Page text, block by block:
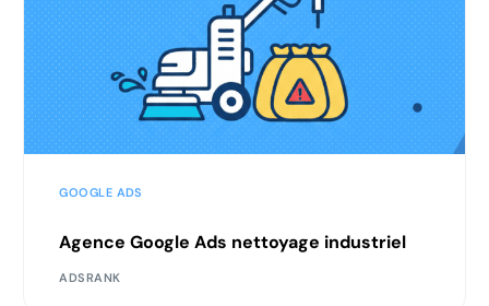
GOOGLE ADS
Agence Google Ads nettoyage industriel
ADSRANK